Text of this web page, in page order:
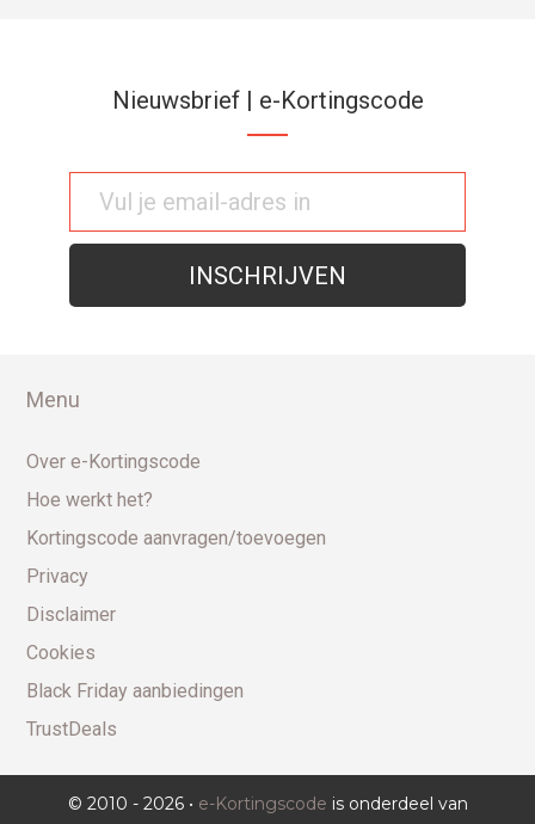
Nieuwsbrief | e-Kortingscode
Menu
Over e-Kortingscode
Hoe werkt het?
Kortingscode aanvragen/toevoegen
Privacy
Disclaimer
Cookies
Black Friday aanbiedingen
TrustDeals
© 2010 - 2026 • e-Kortingscode is onderdeel van